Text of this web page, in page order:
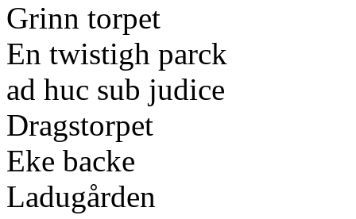
Grinn torpet
En twistigh parck
ad huc sub judice
Dragstorpet
Eke backe
Ladugården